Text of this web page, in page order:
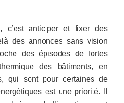
c’est anticiper et fixer des
des annonces sans vision
des épisodes de fortes
des bâtiments, en
qui sont pour certaines de
est une priorité. Il